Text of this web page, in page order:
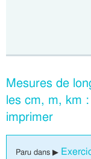
Mesures de
les cm, m, km
imprimer
Paru dans ▶